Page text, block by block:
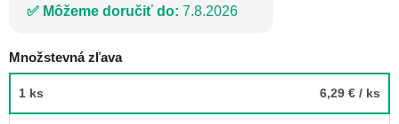
Môžeme doručiť do: 7.8.2026
Množstevná zľava
1 ks 6,29 € / ks